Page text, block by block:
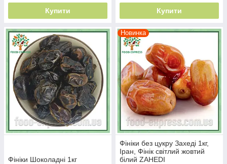
Купити Купити
Фініки Шоколадні 1кг
Новинка
Фініки без цукру Захеді 1кг,
Іран, Фінік світлий жовтий
білий ZAHEDI